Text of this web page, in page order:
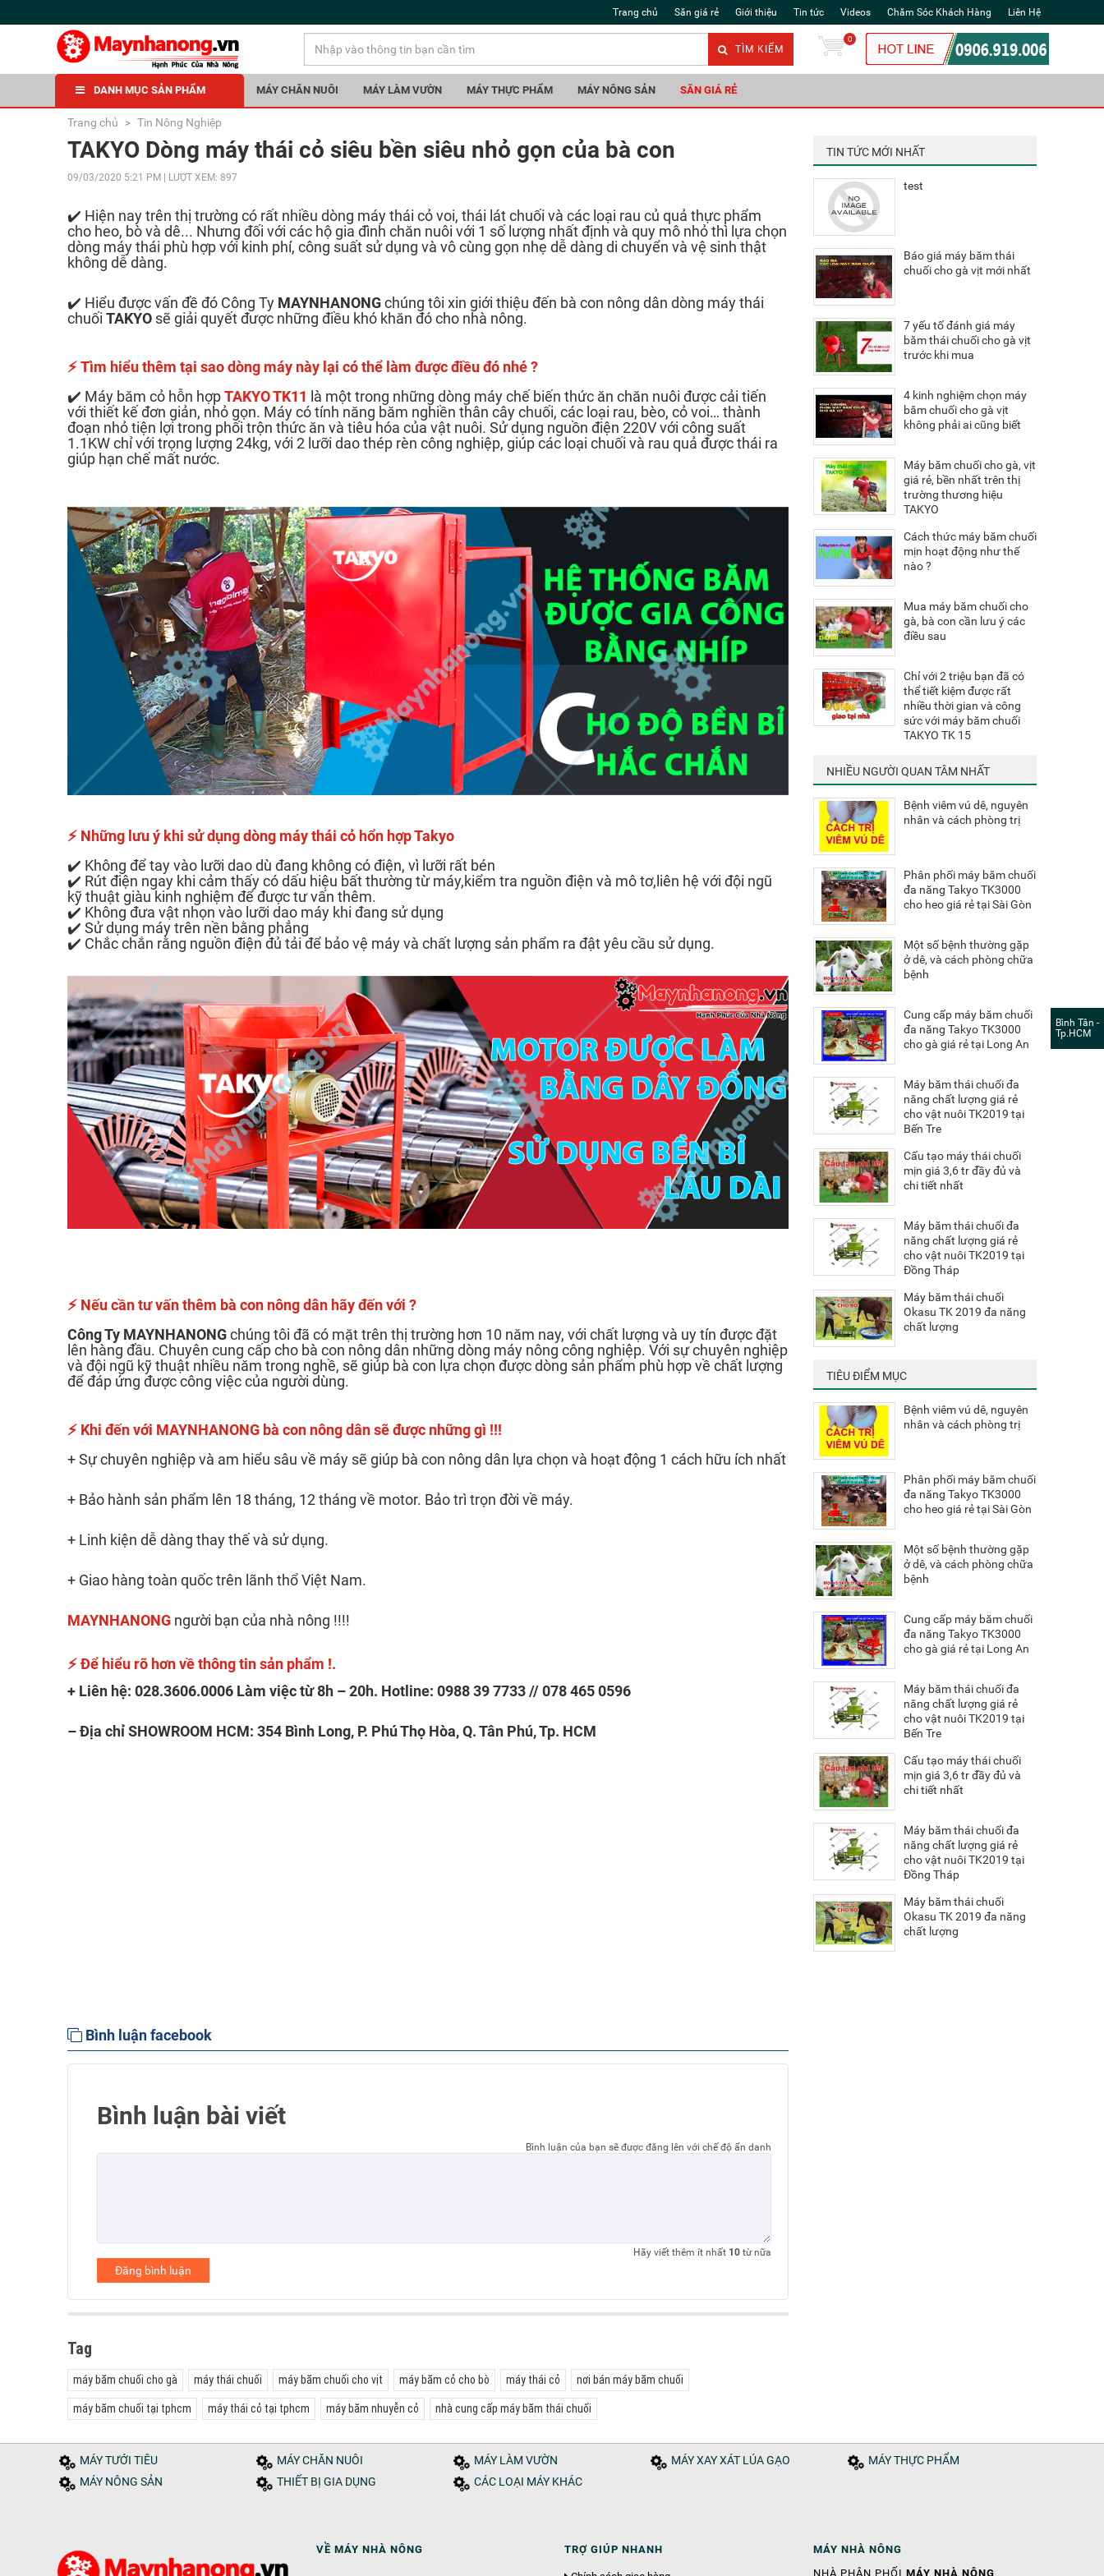
Trang chủ Săn giá rẻ Giới thiệu Tin tức Videos Chăm Sóc Khách Hàng Liên Hệ
TÌM KIẾM
0
DANH MỤC SẢN PHẨM MÁY CHĂN NUÔI MÁY LÀM VƯỜN MÁY THỰC PHẨM MÁY NÔNG SẢN SĂN GIÁ RẺ
Trang chủ Tin Nông Nghiệp
TAKYO Dòng máy thái cỏ siêu bền siêu nhỏ gọn của bà con
09/03/2020 5:21 PM | LƯỢT XEM: 897
✔️ Hiện nay trên thị trường có rất nhiều dòng máy thái cỏ voi, thái lát chuối và các loại rau củ quả thực phẩm
cho heo, bò và dê... Nhưng đối với các hộ gia đình chăn nuôi với 1 số lượng nhất định và quy mô nhỏ thì lựa chọn
dòng máy thái phù hợp với kinh phí, công suất sử dụng và vô cùng gọn nhẹ dễ dàng di chuyển và vệ sinh thật
không dễ dàng.
✔️ Hiểu được vấn đề đó Công Ty MAYNHANONGchúng tôi xin giới thiệu đến bà con nông dân dòng máy thái
chuối TAKYO sẽ giải quyết được những điều khó khăn đó cho nhà nông.
⚡Tìm hiểu thêm tại sao dòng máy này lại có thể làm được điều đó nhé ?
✔️ Máy băm cỏ hỗn hợpTAKYO TK11 là một trong những dòng máy chế biến thức ăn chăn nuôi được cải tiến
với thiết kế đơn giản, nhỏ gọn. Máy có tính năng băm nghiền thân cây chuối, các loại rau, bèo, cỏ voi… thành
đoạn nhỏ tiện lợi trong phối trộn thức ăn và tiêu hóa của vật nuôi. Sử dụng nguồn điện 220V với công suất
1.1KW chỉ với trọng lượng 24kg, với 2 lưỡi dao thép rèn công nghiệp, giúp các loại chuối và rau quả được thái ra
giúp hạn chế mất nước.
⚡ Những lưu ý khi sử dụng dòng máy thái cỏ hổn hợp Takyo
✔️ Không để tay vào lưỡi dao dù đang không có điện, vì lưỡi rất bén
✔️ Rút điện ngay khi cảm thấy có dấu hiệu bất thường từ máy,kiểm tra nguồn điện và mô tơ,liên hệ với đội ngũ
kỹ thuật giàu kinh nghiệm để được tư vấn thêm.
✔️ Không đưa vật nhọn vào lưỡi dao máy khi đang sử dụng
✔️ Sử dụng máy trên nền bằng phẳng
✔️ Chắc chắn rằng nguồn điện đủ tải để bảo vệ máy và chất lượng sản phẩm ra đật yêu cầu sử dụng.
⚡ Nếu cần tư vấn thêm bà con nông dân hãy đến với ?
Công Ty MAYNHANONGchúng tôi đã có mặt trên thị trường hơn 10 năm nay, với chất lượng và uy tín được đặt
lên hàng đầu. Chuyên cung cấp cho bà con nông dân những dòng máy nông công nghiệp. Với sự chuyên nghiệp
và đội ngũ kỹ thuật nhiều năm trong nghề, sẽ giúp bà con lựa chọn được dòng sản phẩm phù hợp về chất lượng
để đáp ứng được công việc của người dùng.
⚡ Khi đến với MAYNHANONG bà con nông dân sẽ được những gì !!!
+ Sự chuyên nghiệp và am hiểu sâu về máy sẽ giúp bà con nông dân lựa chọn và hoạt động 1 cách hữu ích nhất
+ Bảo hành sản phẩm lên 18 tháng, 12 tháng về motor. Bảo trì trọn đời về máy.
+ Linh kiện dễ dàng thay thế và sử dụng.
+ Giao hàng toàn quốc trên lãnh thổ Việt Nam.
MAYNHANONG người bạn của nhà nông !!!!
⚡Để hiểu rõ hơn về thông tin sản phẩm !.
+ Liên hệ: 028.3606.0006 Làm việc từ 8h – 20h. Hotline: 0988 39 7733 // 078 465 0596
– Địa chỉ SHOWROOM HCM: 354 Bình Long, P. Phú Thọ Hòa, Q. Tân Phú, Tp. HCM
Bình luận facebook
Bình luận bài viết
Bình luận của bạn sẽ được đăng lên với chế độ ẩn danh
Hãy viết thêm ít nhất 10từ nữa
Đăng bình luận
Tag
máy băm chuối cho gà máy thái chuối máy băm chuối cho vịt máy băm cỏ cho bò máy thái cỏ nơi bán máy băm chuối
máy băm chuối tại tphcm máy thái cỏ tại tphcm máy băm nhuyễn cỏ nhà cung cấp máy băm thái chuối
TIN TỨC MỚI NHẤT
test
Báo giá máy băm thái
chuối cho gà vịt mới nhất
7 yếu tố đánh giá máy
băm thái chuối cho gà vịt
trước khi mua
4 kinh nghiệm chọn máy
băm chuối cho gà vịt
không phải ai cũng biết
Máy băm chuối cho gà, vịt
giá rẻ, bền nhất trên thị
trường thương hiệu
TAKYO
Cách thức máy băm chuối
mịn hoạt động như thế
nào ?
Mua máy băm chuối cho
gà, bà con cần lưu ý các
điều sau
Chỉ với 2 triệu bạn đã có
thể tiết kiệm được rất
nhiều thời gian và công
sức với máy băm chuối
TAKYO TK 15
NHIỀU NGƯỜI QUAN TÂM NHẤT
Bệnh viêm vú dê, nguyên
nhân và cách phòng trị
Phân phối máy băm chuối
đa năng Takyo TK3000
cho heo giá rẻ tại Sài Gòn
Một số bệnh thường gặp
ở dê, và cách phòng chữa
bệnh
Cung cấp máy băm chuối
đa năng Takyo TK3000
cho gà giá rẻ tại Long An
Máy băm thái chuối đa
năng chất lượng giá rẻ
cho vật nuôi TK2019 tại
Bến Tre
Cấu tạo máy thái chuối
mịn giá 3,6 tr đầy đủ và
chi tiết nhất
Máy băm thái chuối đa
năng chất lượng giá rẻ
cho vật nuôi TK2019 tại
Đồng Tháp
Máy băm thái chuối
Okasu TK 2019 đa năng
chất lượng
TIÊU ĐIỂM MỤC
Bệnh viêm vú dê, nguyên
nhân và cách phòng trị
Phân phối máy băm chuối
đa năng Takyo TK3000
cho heo giá rẻ tại Sài Gòn
Một số bệnh thường gặp
ở dê, và cách phòng chữa
bệnh
Cung cấp máy băm chuối
đa năng Takyo TK3000
cho gà giá rẻ tại Long An
Máy băm thái chuối đa
năng chất lượng giá rẻ
cho vật nuôi TK2019 tại
Bến Tre
Cấu tạo máy thái chuối
mịn giá 3,6 tr đầy đủ và
chi tiết nhất
Máy băm thái chuối đa
năng chất lượng giá rẻ
cho vật nuôi TK2019 tại
Đồng Tháp
Máy băm thái chuối
Okasu TK 2019 đa năng
chất lượng
MÁY TƯỚI TIÊU MÁY CHĂN NUÔI MÁY LÀM VƯỜN MÁY XAY XÁT LÚA GẠO
MÁY THỰC PHẨM
MÁY NÔNG SẢN
THIẾT BỊ GIA DỤNG CÁC LOẠI MÁY KHÁC
VỀ MÁY NHÀ NÔNG TRỢ GIÚP NHANH
MÁY NHÀ NÔNG
NHÀ PHÂN PHỐI MÁY NHÀ NÔNG
Bình Tân -
Tp.HCM